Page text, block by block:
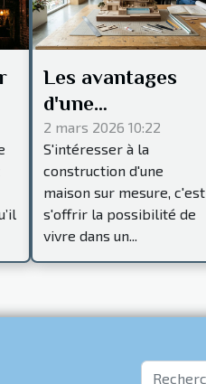
Les avantages
d'une
construction de
maison sur
mesure
2 mars 2026 10:22
S'intéresser à la
construction d'une
maison sur mesure, c'est
s'offrir la possibilité de
vivre dans un...